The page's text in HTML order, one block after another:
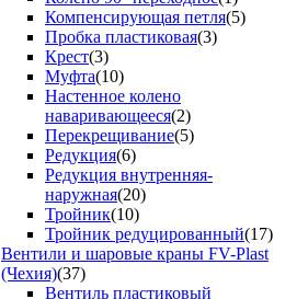
Компенсирующая петля(5)
Пробка пластиковая(3)
Крест(3)
Муфта(10)
Настенное колено
наваривающееся(2)
Перекрещивание(5)
Редукция(6)
Редукция внутренняя-
наружная(20)
Тройник(10)
Тройник редуцированный(17)
Вентили и шаровые краны FV-Plast
(Чехия)(37)
Вентиль пластиковый